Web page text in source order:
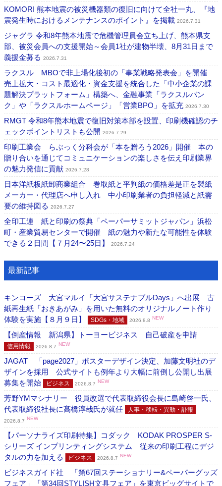
KOMORI 熊本地震の被災機器類の復旧に向けて全社一丸、『地
震発生時におけるメンテナンスのポイント』を掲載 2026.7.31
ジャグラ 令和8年熊本地震で危機管理員会立ち上げ、熊本県支
部、被災会員への支援開始～会員1社が建物半壊、8月31日まで
義援金募る 2026.7.31
ラクスル MBOで非上場化後初の「事業戦略発表会」を開催
売上拡大・コスト最適化・資金支援を統合した「中小企業の課
題解決プラットフォーム」構築へ、金融事業「ラクスルバン
ク」や「ラクスルホームページ」「営業BPO」を拡充 2026.7.30
RMGT 令和8年熊本地震で復旧対策本部を設置、印刷機確認のチ
ェックポイントリストも公開 2026.7.29
印刷工業会 らぶっく分科会が「本を贈ろう2026」開催 本の
贈り合いを通じてコミュニケーションの楽しさを伝え印刷業界
の魅力発信に貢献 2026.7.28
日本洋紙板紙卸商業組合 巻取紙と平判紙の価格差是正を製紙
メーカー・代理店へ申し入れ 中小印刷業者の負担軽減と紙需
要の維持図る 2026.7.27
全印工連 紙と印刷の祭典「ペーパーサミットジャパン」浜松
町・産業貿易センターで開催 紙の魅力や新たな可能性を体験
できる２日間【７月24〜25日】
2026.7.24
最新記事
キンコーズ 大宮マルイ「大宮サステナブルDays」へ出展 古
紙再生紙「おきあがみ」を用いた無料のオリジナルノート作り
体験を実施【８月９日】
SDGs・地域 2026.8.8 NEW
【倒産情報 新潟県】トーヨービジネス 自己破産を申請
信用情報 2026.8.7 NEW
JAGAT 「page2027」ポスターデザイン決定、加藤文明社のデ
ザインを採用 公式サイトも例年より大幅に前倒し公開し出展
募集を開始
ビジネス 2026.8.7 NEW
芳野YMマシナリー 役員改選で代表取締役会長に島崎啓一氏、
代表取締役社長に髙橋淳哉氏が就任
人事・移転・異動・訃報
2026.8.7 NEW
【パーソナライズ印刷特集】コダック KODAK PROSPER S-
シリーズ インプリンティングシステム 従来の印刷工程にデジ
タルの力を加える
ビジネス 2026.8.7 NEW
ビジネスガイド社 「第67回ステーショナリー&ペーパーグッズ
フェア」「第34回STYLISH文具フェア」を東京ビッグサイトで